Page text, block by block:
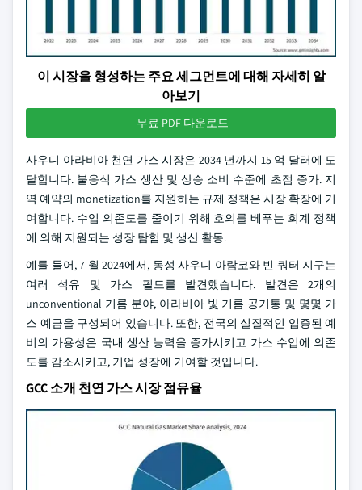
이 시장을 형성하는 주요 세그먼트에 대해 자세히 알
아보기
무료 PDF 다운로드
사우디 아라비아 천연 가스 시장은 2034 년까지 15 억 달러에 도
달합니다. 불응식 가스 생산 및 상승 소비 수준에 초점 증가. 지
역 예약의 monetization를 지원하는 규제 정책은 시장 확장에 기
여합니다. 수입 의존도를 줄이기 위해 호의를 베푸는 회계 정책
에 의해 지원되는 성장 탐험 및 생산 활동.
예를 들어, 7 월 2024에서, 동성 사우디 아람코와 빈 쿼터 지구는
여러 석유 및 가스 필드를 발견했습니다. 발견은 2개의
unconventional 기름 분야, 아라비아 빛 기름 공기통 및 몇몇 가
스 예금을 구성되어 있습니다. 또한, 전국의 실질적인 입증된 예
비의 가용성은 국내 생산 능력을 증가시키고 가스 수입에 의존
도를 감소시키고, 기업 성장에 기여할 것입니다.
GCC 소개 천연 가스 시장 점유율